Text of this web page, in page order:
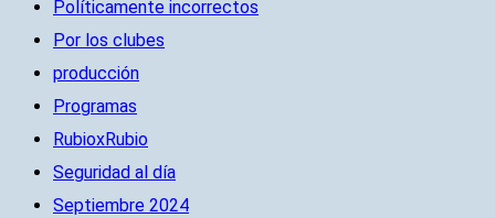
Políticamente incorrectos
Por los clubes
producción
Programas
RubioxRubio
Seguridad al día
Septiembre 2024